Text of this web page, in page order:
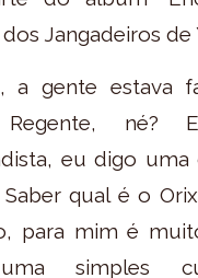
dos Jangadeiros de
a gente estava
Regente, né?
eu digo uma
Saber qual é o
para mim é
simples